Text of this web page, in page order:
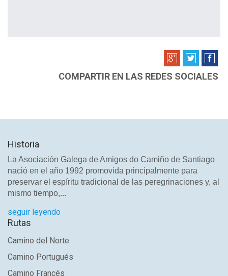
COMPARTIR EN LAS REDES SOCIALES
Historia
La Asociación Galega de Amigos do Camiño de Santiago
nació en el año 1992 promovida principalmente para
preservar el espíritu tradicional de las peregrinaciones y, al
mismo tiempo,...
seguir leyendo
Rutas
Camino del Norte
Camino Portugués
Camino Francés